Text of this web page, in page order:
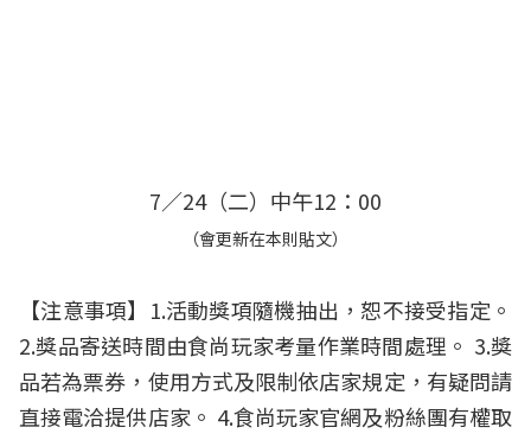
7／24（二）中午12：00
（會更新在本則貼文）
【注意事項】1.活動獎項隨機抽出，恕不接受指定。
2.獎品寄送時間由食尚玩家考量作業時間處理。 3.獎
品若為票券，使用方式及限制依店家規定，有疑問請
直接電洽提供店家。 4.食尚玩家官網及粉絲團有權取